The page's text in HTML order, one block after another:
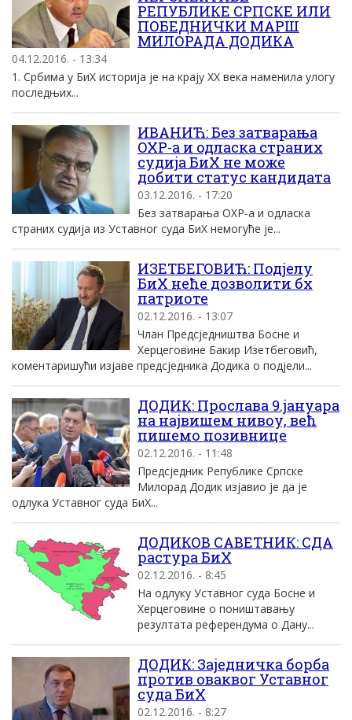
РЕПУБЛИКЕ СРПСКЕ ИЛИ
ПОБЕДНИЧКИ МАРШ
МИЛОРАДА ДОДИКА
04.12.2016. - 13:34
1. Србима у БиХ историја је на крају XX века наменила улогу
последњих...
ИВАНИЋ: Без затварања
ОХР-а и одласка страних
судија БиХ не може
добити статус кандидата
03.12.2016. - 17:20
Без затварања ОХР-а и одласка
страних судија из Уставног суда БиХ немогуће је...
ИЗЕТБЕГОВИЋ: Подјелу
БиХ неће дозволити бх
патриоте
02.12.2016. - 13:07
Члан Предсједништва Босне и
Херцеговине Бакир Изетбеговић,
коментаришући изјаве предсједника Додика о подјели...
ДОДИК: Прослава 9.јануара
на највишем нивоу, већ
пишемо позивнице
02.12.2016. - 11:48
Предсједник Републике Српске
Милорад Додик изјавио је да је
одлука Уставног суда БиХ...
ДОДИКОВ САВЕТНИК: СДА
растура БиХ
02.12.2016. - 8:45
На одлуку Уставног суда Босне и
Херцеговине о поништавању
резултата референдума о Дану...
ДОДИК: Заједничка борба
против оваквог Уставног
суда БиХ
02.12.2016. - 8:27